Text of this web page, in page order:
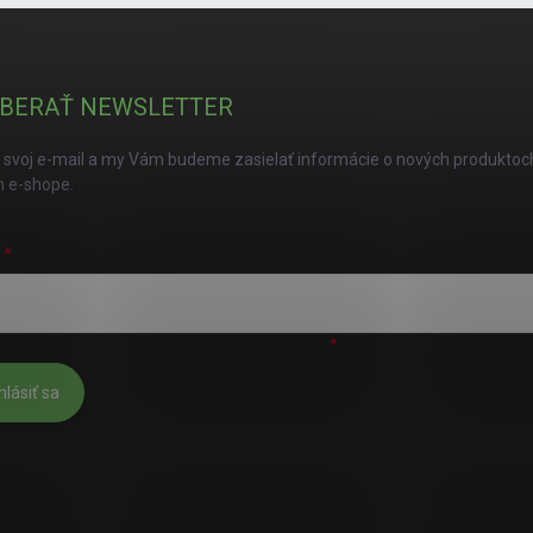
NEWSLETTER
svoj e-mail a my Vám budeme zasielať informácie o nových
e-shope.
sa